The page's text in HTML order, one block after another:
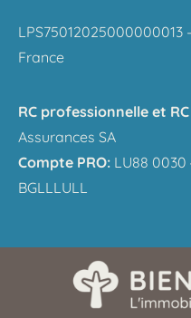
LPS75012025000000013
France
RC professionnelle et
Assurances SA
Compte PRO: LU88 0030
BGLLLULL